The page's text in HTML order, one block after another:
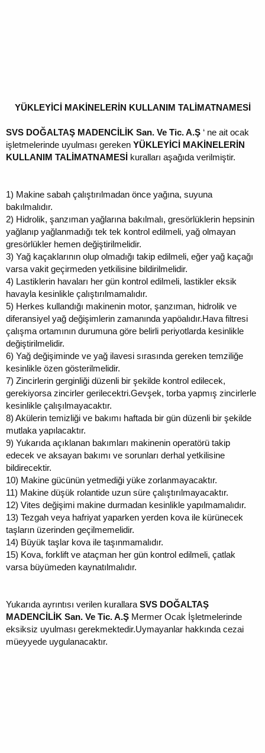
YÜKLEYİCİ MAKİNELERİN KULLANIM TALİMATNAMESİ
SVS DOĞALTAŞ MADENCİLİK San. Ve Tic. A.Ş ‘ ne ait ocak
işletmelerinde uyulması gereken YÜKLEYİCİ MAKİNELERİN
KULLANIM TALİMATNAMESİ kuralları aşağıda verilmiştir.
1) Makine sabah çalıştırılmadan önce yağına, suyuna
bakılmalıdır.
2) Hidrolik, şanzıman yağlarına bakılmalı, gresörlüklerin hepsinin
yağlanıp yağlanmadığı tek tek kontrol edilmeli, yağ olmayan
gresörlükler hemen değiştirilmelidir.
3) Yağ kaçaklarının olup olmadığı takip edilmeli, eğer yağ kaçağı
varsa vakit geçirmeden yetkilisine bildirilmelidir.
4) Lastiklerin havaları her gün kontrol edilmeli, lastikler eksik
havayla kesinlikle çalıştırılmamalıdır.
5) Herkes kullandığı makinenin motor, şanzıman, hidrolik ve
diferansiyel yağ değişimlerin zamanında yapöalıdır.Hava filtresi
çalışma ortamının durumuna göre belirli periyotlarda kesinlikle
değiştirilmelidir.
6) Yağ değişiminde ve yağ ilavesi sırasında gereken temziliğe
kesinlikle özen gösterilmelidir.
7) Zincirlerin gerginliği düzenli bir şekilde kontrol edilecek,
gerekiyorsa zincirler gerilecektri.Gevşek, torba yapmış zincirlerle
kesinlikle çalışılmayacaktır.
8) Akülerin temizliği ve bakımı haftada bir gün düzenli bir şekilde
mutlaka yapılacaktır.
9) Yukarıda açıklanan bakımları makinenin operatörü takip
edecek ve aksayan bakımı ve sorunları derhal yetkilisine
bildirecektir.
10) Makine gücünün yetmediği yüke zorlanmayacaktır.
11) Makine düşük rolantide uzun süre çalıştırılmayacaktır.
12) Vites değişimi makine durmadan kesinlikle yapılmamalıdır.
13) Tezgah veya hafriyat yaparken yerden kova ile kürünecek
taşların üzerinden geçilmemelidir.
14) Büyük taşlar kova ile taşınmamalıdır.
15) Kova, forklift ve ataçman her gün kontrol edilmeli, çatlak
varsa büyümeden kaynatılmalıdır.
Yukarıda ayrıntısı verilen kurallara SVS DOĞALTAŞ
MADENCİLİK San. Ve Tic. A.Ş Mermer Ocak İşletmelerinde
eksiksiz uyulması gerekmektedir.Uymayanlar hakkında cezai
müeyyede uygulanacaktır.